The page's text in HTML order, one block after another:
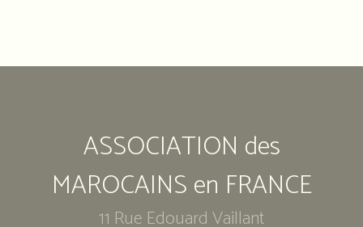
adresse
des
marocains
en
France
ASSOCIATION des
MAROCAINS en FRANCE
11 Rue Edouard Vaillant